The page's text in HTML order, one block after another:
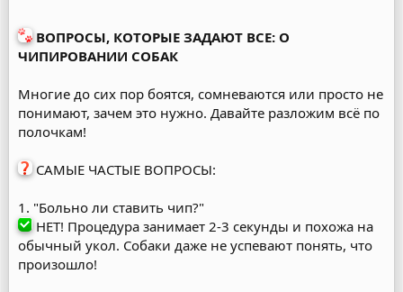
ВОПРОСЫ, КОТОРЫЕ ЗАДАЮТ ВСЕ: О
ЧИПИРОВАНИИ СОБАК
Многие до сих пор боятся, сомневаются или просто не
понимают, зачем это нужно. Давайте разложим всё по
полочкам!
САМЫЕ ЧАСТЫЕ ВОПРОСЫ:
1. "Больно ли ставить чип?"
НЕТ! Процедура занимает 2-3 секунды и похожа на
обычный укол. Собаки даже не успевают понять, что
произошло!